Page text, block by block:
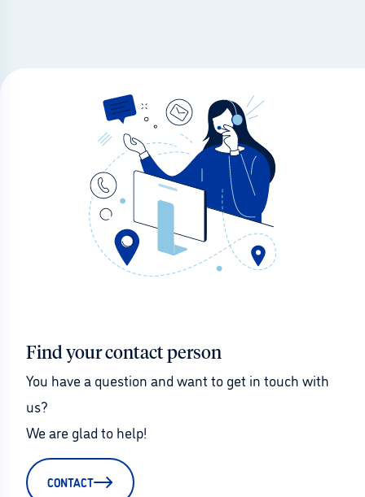
Find your contact person
You have a question and want to get in touch with
us?
We are glad to help!
CONTACT